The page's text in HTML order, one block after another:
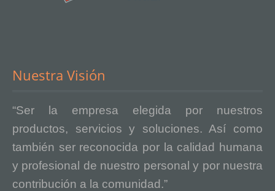
Nuestra Visión
“Ser la empresa elegida por nuestros
productos, servicios y soluciones. Así como
también ser reconocida por la calidad humana
y profesional de nuestro personal y por nuestra
contribución a la comunidad.”